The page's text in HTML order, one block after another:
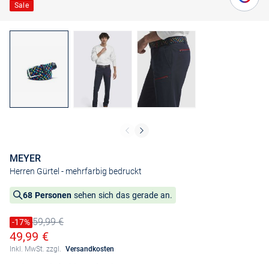
Sale
MEYER
Herren Gürtel - mehrfarbig bedruckt
68 Personen sehen sich das gerade an.
Preis reduziert um
-17%
Alter Preis59,99 €
Ermäßigter Preis
49,99 €
Inkl. MwSt. zzgl. Versandkosten